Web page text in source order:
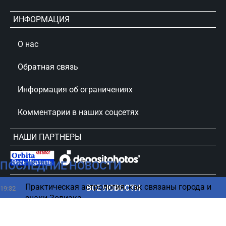
ПОСЛЕДНИЕ НОВОСТИ
19:32
Практическая астрология: как связаны города и
знаки Зодиака
ВСЕ НОВОСТИ
ИНФОРМАЦИЯ
О нас
Обратная связь
Информация об ограничениях
Комментарии в наших соцсетях
НАШИ ПАРТНЕРЫ
сursorinfo.co.il © Все права защищены